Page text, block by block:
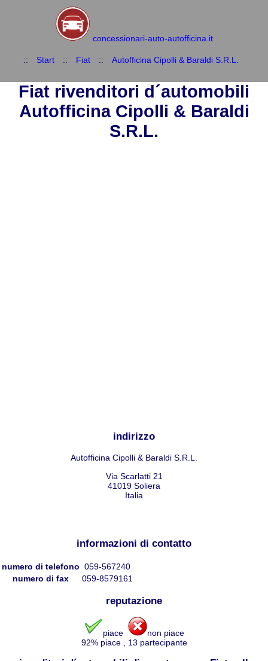
concessionari-auto-autofficina.it
:: Start :: Fiat :: Autofficina Cipolli & Baraldi S.R.L.
Fiat rivenditori d´automobili
Autofficina Cipolli & Baraldi
S.R.L.
indirizzo
Autofficina Cipolli & Baraldi S.R.L.
Via Scarlatti 21
41019 Soliera
Italia
informazioni di contatto
numero di telefono 059-567240
numero di fax
059-8579161
reputazione
piace
non piace
92% piace , 13 partecipante